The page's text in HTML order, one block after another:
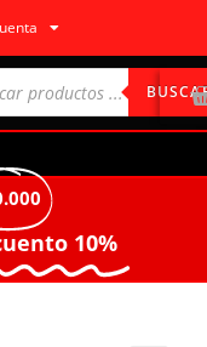
10%